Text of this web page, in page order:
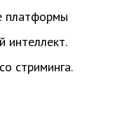
платформы
интеллект.
стриминга.